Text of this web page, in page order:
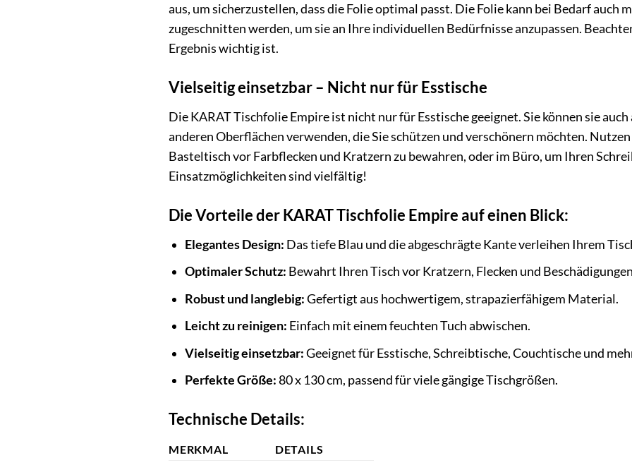
aus, um sicherzustellen, dass die Folie optimal passt. Die Folie kann bei Bedarf auch
zugeschnitten werden, um sie an Ihre individuellen Bedürfnisse anzupassen.
Ergebnis wichtig ist.
Vielseitig einsetzbar – Nicht nur für Esstische
Die KARAT Tischfolie Empire ist nicht nur für Esstische geeignet. Sie können sie
anderen Oberflächen verwenden, die Sie schützen und verschönern möchten.
Basteltisch vor Farbflecken und Kratzern zu bewahren, oder im Büro, um Ihren
Einsatzmöglichkeiten sind vielfältig!
Die Vorteile der KARAT Tischfolie Empire auf einen Blick:
Elegantes Design: Das tiefe Blau und die abgeschrägte Kante verleihen Ihrem
Optimaler Schutz: Bewahrt Ihren Tisch vor Kratzern, Flecken und
Robust und langlebig:Gefertigt aus hochwertigem, strapazierfähigem Material.
Leicht zu reinigen: Einfach mit einem feuchten Tuch abwischen.
Vielseitig einsetzbar:Geeignet für Esstische, Schreibtische, Couchtische und
Perfekte Größe:80 x 130 cm, passend für viele gängige Tischgrößen.
Technische Details:
MERKMAL
DETAILS